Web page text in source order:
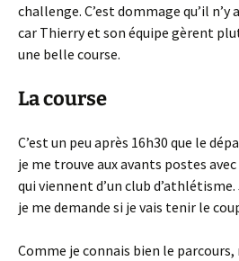
challenge. C’est dommage qu’il n’y
car Thierry et son équipe gèrent
une belle course.
La course
C’est un peu après 16h30 que le
je me trouve aux avants postes
qui viennent d’un club d’athlétisme.
je me demande si je vais tenir le
Comme je connais bien le